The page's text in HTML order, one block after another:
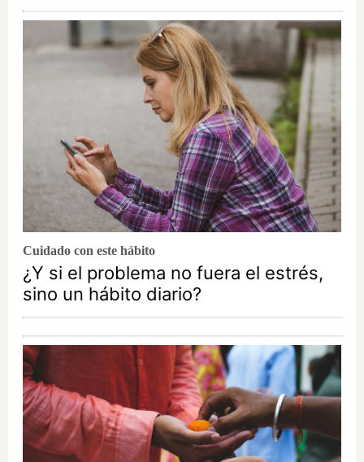
Cuidado con este hábito
¿Y si el problema no fuera el estrés,
sino un hábito diario?